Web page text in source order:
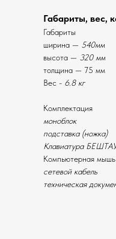
Габариты, вес,
Габариты
ширина — 540мм
высота — 320 мм
толщина — 75 мм
Вес - 6.8 кг
Комплектация
моноблок
подставка (ножка)
Клавиатура
Компьютерная
сетевой кабель
техническая